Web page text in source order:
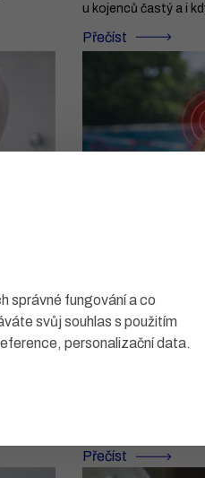
správné fungování a co
svůj souhlas s použitím
personalizační data.
u kojenců častý a i
Přečíst
ven
Plavecké
zvukovodu
příznaky a
Bolest ucha po
voda v uchu, která
ucho, odborně
Jde o bolestivý
Přečíst